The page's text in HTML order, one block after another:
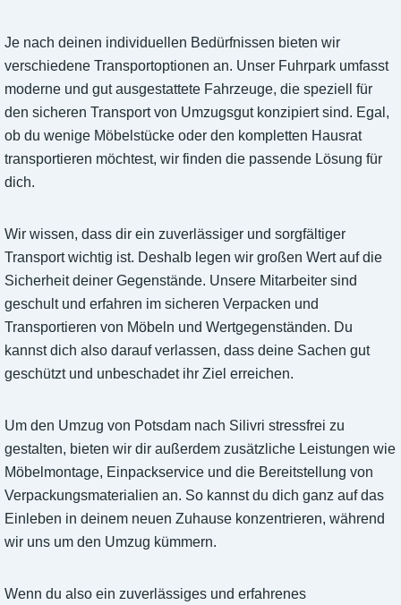
Je nach deinen individuellen Bedürfnissen bieten wir
verschiedene Transportoptionen an. Unser Fuhrpark umfasst
moderne und gut ausgestattete Fahrzeuge, die speziell für
den sicheren Transport von Umzugsgut konzipiert sind. Egal,
ob du wenige Möbelstücke oder den kompletten Hausrat
transportieren möchtest, wir finden die passende Lösung für
dich.
Wir wissen, dass dir ein zuverlässiger und sorgfältiger
Transport wichtig ist. Deshalb legen wir großen Wert auf die
Sicherheit deiner Gegenstände. Unsere Mitarbeiter sind
geschult und erfahren im sicheren Verpacken und
Transportieren von Möbeln und Wertgegenständen. Du
kannst dich also darauf verlassen, dass deine Sachen gut
geschützt und unbeschadet ihr Ziel erreichen.
Um den Umzug von Potsdam nach Silivri stressfrei zu
gestalten, bieten wir dir außerdem zusätzliche Leistungen wie
Möbelmontage, Einpackservice und die Bereitstellung von
Verpackungsmaterialien an. So kannst du dich ganz auf das
Einleben in deinem neuen Zuhause konzentrieren, während
wir uns um den Umzug kümmern.
Wenn du also ein zuverlässiges und erfahrenes